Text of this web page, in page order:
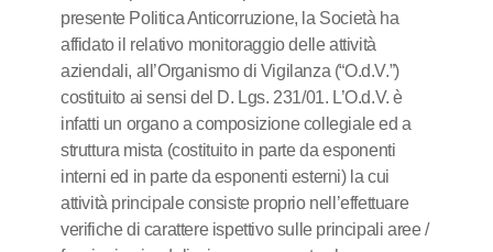
presente Politica Anticorruzione, la Società ha
affidato il relativo monitoraggio delle attività
aziendali, all’Organismo di Vigilanza (“O.d.V.”)
costituito ai sensi del D. Lgs. 231/01. L’O.d.V. è
infatti un organo a composizione collegiale ed a
struttura mista (costituito in parte da esponenti
interni ed in parte da esponenti esterni) la cui
attività principale consiste proprio nell’effettuare
verifiche di carattere ispettivo sulle principali aree /